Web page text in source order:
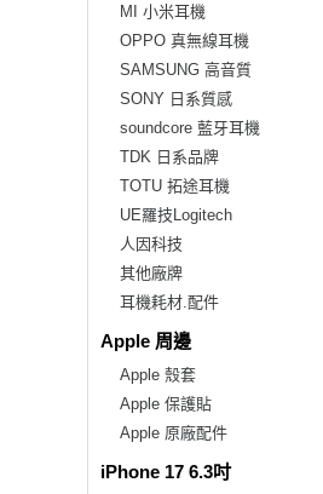
MI 小米耳機
OPPO 真無線耳機
SAMSUNG 高音質
SONY 日系質感
soundcore 藍牙耳機
TDK 日系品牌
TOTU 拓途耳機
UE羅技Logitech
人因科技
其他廠牌
耳機耗材.配件
Apple 周邊
Apple 殼套
Apple 保護貼
Apple 原廠配件
iPhone 17 6.3吋